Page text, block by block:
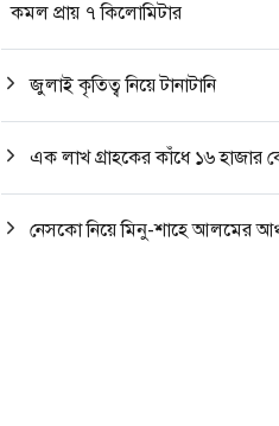
কমল প্রায় ৭ কিলোমিটার
জুলাই কৃতিত্ব নিয়ে টানাটানি
এক লাখ গ্রাহকের কাঁধে ১৬ হাজার
নেসকো নিয়ে মিনু-শাহে আলমের